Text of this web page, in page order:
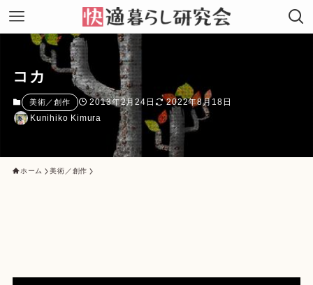
コカ
美術／創作 2013年2月24日
2022年8月18日
Kunihiko Kimura
ホーム 美術／創作